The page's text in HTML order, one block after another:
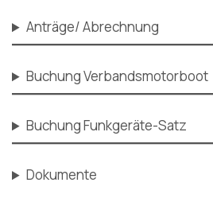
Anträge/ Abrechnung
Buchung Verbandsmotorboot
Buchung Funkgeräte-Satz
Dokumente